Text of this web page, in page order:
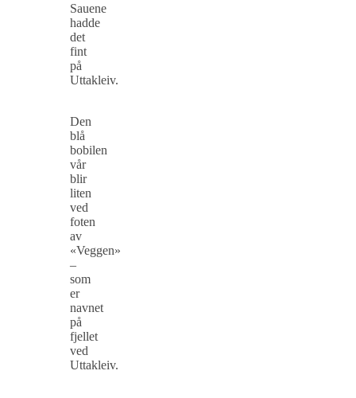
Sauene
hadde
det
fint
på
Uttakleiv.
Den
blå
bobilen
vår
blir
liten
ved
foten
av
«Veggen»
–
som
er
navnet
på
fjellet
ved
Uttakleiv.